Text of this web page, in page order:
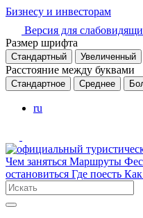
Бизнесу и инвесторам
Версия для
Размер шрифта
Стандартный Увеличенный
Расстояние между буквами
Стандартное Среднее
ru
Чем заняться Маршруты
остановиться Где поесть Как